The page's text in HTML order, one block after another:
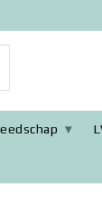
wielen /